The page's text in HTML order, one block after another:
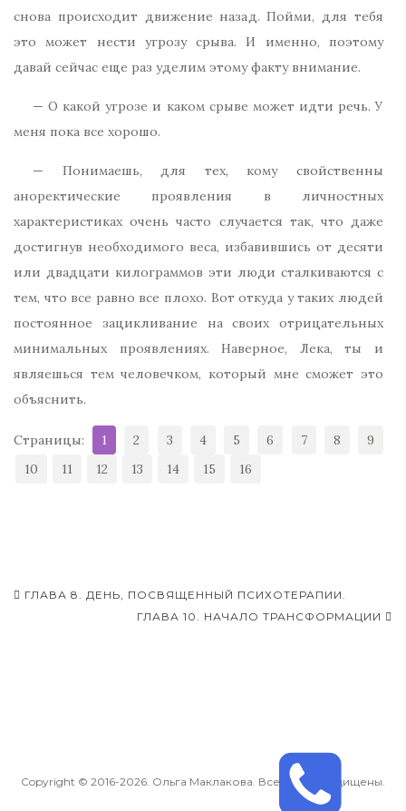
снова происходит движение назад. Пойми, для тебя
это может нести угрозу срыва. И именно, поэтому
давай сейчас еще раз уделим этому факту внимание.
— О какой угрозе и каком срыве может идти речь. У
меня пока все хорошо.
— Понимаешь, для тех, кому свойственны
аноректические проявления в личностных
характеристиках очень часто случается так, что даже
достигнув необходимого веса, избавившись от десяти
или двадцати килограммов эти люди сталкиваются с
тем, что все равно все плохо. Вот откуда у таких людей
постоянное зацикливание на своих отрицательных
минимальных проявлениях. Наверное, Лека, ты и
являешься тем человечком, который мне сможет это
объяснить.
Страницы: 1 2 3 4 5 6 7 8
9
10
11 12 13 14 15 16
Навигация записей
ГЛАВА 8. ДЕНЬ, ПОСВЯЩЕННЫЙ ПСИХОТЕРАПИИ.
ГЛАВА 10. НАЧАЛО ТРАНСФОРМАЦИИ
Copyright © 2016-2026. Ольга Маклакова. Все права защищены.